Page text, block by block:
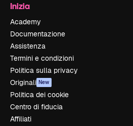
Inizia
Academy
Documentazione
Assistenza
Termini e condizioni
Politica sulla privacy
Originali New
Politica dei cookie
Centro di fiducia
Affiliati